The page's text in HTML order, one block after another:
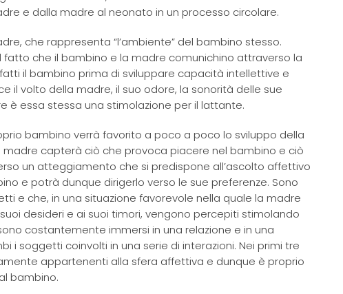
e dalla madre al neonato in un processo circolare.
che rappresenta “l’ambiente” del bambino stesso.
che il bambino e la madre comunichino attraverso la
il bambino prima di sviluppare capacità intellettive e
il volto della madre, il suo odore, la sonorità delle sue
è essa stessa una stimolazione per il lattante.
bambino verrà favorito a poco a poco lo sviluppo della
capterà ciò che provoca piacere nel bambino e ciò
un atteggiamento che si predispone all’ascolto affettivo
e potrà dunque dirigerlo verso le sue preferenze. Sono
e che, in una situazione favorevole nella quale la madre
desideri e ai suoi timori, vengono percepiti stimolando
costantemente immersi in una relazione e in una
i soggetti coinvolti in una serie di interazioni. Nei primi tre
appartenenti alla sfera affettiva e dunque è proprio
bambino.